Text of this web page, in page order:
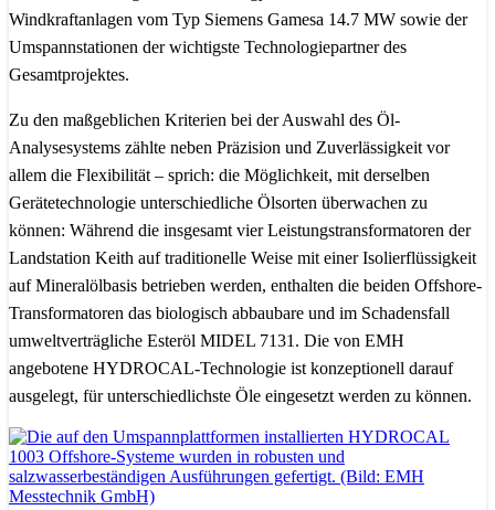
Windkraftanlagen vom Typ Siemens Gamesa 14.7 MW sowie der
Umspannstationen der wichtigste Technologiepartner des
Gesamtprojektes.
Zu den maßgeblichen Kriterien bei der Auswahl des Öl-
Analysesystems zählte neben Präzision und Zuverlässigkeit vor
allem die Flexibilität – sprich: die Möglichkeit, mit derselben
Gerätetechnologie unterschiedliche Ölsorten überwachen zu
können: Während die insgesamt vier Leistungstransformatoren der
Landstation Keith auf traditionelle Weise mit einer Isolierflüssigkeit
auf Mineralölbasis betrieben werden, enthalten die beiden Offshore-
Transformatoren das biologisch abbaubare und im Schadensfall
umweltverträgliche Esteröl MIDEL 7131. Die von EMH
angebotene HYDROCAL-Technologie ist konzeptionell darauf
ausgelegt, für unterschiedlichste Öle eingesetzt werden zu können.